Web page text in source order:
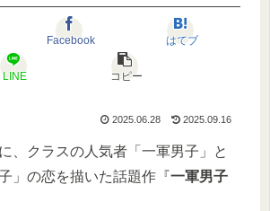
Facebook はてブ
LINE コピー
2025.06.28 2025.09.16
、クラスの人気者「一軍男子」と
」の恋を描いた話題作『一軍男子